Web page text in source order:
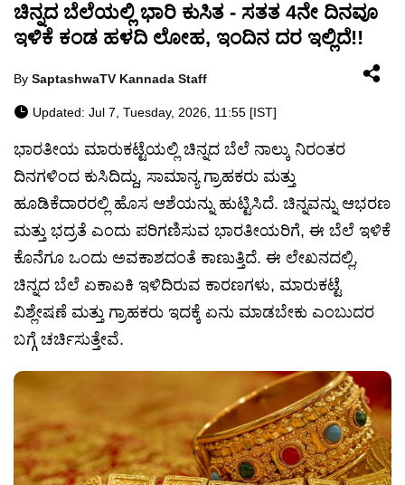
ಚಿನ್ನದ ಬೆಲೆಯಲ್ಲಿ ಭಾರಿ ಕುಸಿತ - ಸತತ 4ನೇ ದಿನವೂ
ಇಳಿಕೆ ಕಂಡ ಹಳದಿ ಲೋಹ, ಇಂದಿನ ದರ ಇಲ್ಲಿದೆ!!
By SaptashwaTV Kannada Staff
Updated: Jul 7, Tuesday, 2026, 11:55 [IST]
ಭಾರತೀಯ ಮಾರುಕಟ್ಟೆಯಲ್ಲಿ ಚಿನ್ನದ ಬೆಲೆ ನಾಲ್ಕು ನಿರಂತರ
ದಿನಗಳಿಂದ ಕುಸಿದಿದ್ದು, ಸಾಮಾನ್ಯ ಗ್ರಾಹಕರು ಮತ್ತು
ಹೂಡಿಕೆದಾರರಲ್ಲಿ ಹೊಸ ಆಶೆಯನ್ನು ಹುಟ್ಟಿಸಿದೆ. ಚಿನ್ನವನ್ನು ಆಭರಣ
ಮತ್ತು ಭದ್ರತೆ ಎಂದು ಪರಿಗಣಿಸುವ ಭಾರತೀಯರಿಗೆ, ಈ ಬೆಲೆ ಇಳಿಕೆ
ಕೊನೆಗೂ ಒಂದು ಅವಕಾಶದಂತೆ ಕಾಣುತ್ತಿದೆ. ಈ ಲೇಖನದಲ್ಲಿ,
ಚಿನ್ನದ ಬೆಲೆ ಏಕಾಏಕಿ ಇಳಿದಿರುವ ಕಾರಣಗಳು, ಮಾರುಕಟ್ಟೆ
ವಿಶ್ಲೇಷಣೆ ಮತ್ತು ಗ್ರಾಹಕರು ಇದಕ್ಕೆ ಏನು ಮಾಡಬೇಕು ಎಂಬುದರ
ಬಗ್ಗೆ ಚರ್ಚಿಸುತ್ತೇವೆ.